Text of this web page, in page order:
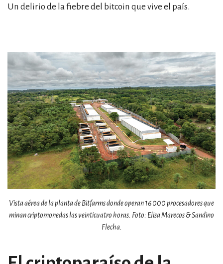
Un delirio de la fiebre del bitcoin que vive el país.
Vista aérea de la planta de Bitfarms donde operan 16 000 procesadores que
minan criptomonedas las veinticuatro horas. Foto: Elisa Marecos & Sandino
Flecha.